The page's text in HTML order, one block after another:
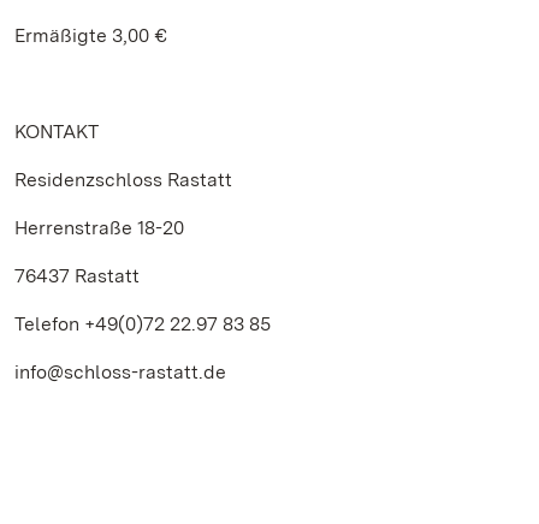
Ermäßigte 3,00 €
KONTAKT
Residenzschloss Rastatt
Herrenstraße 18-20
76437 Rastatt
Telefon +49(0)72 22.97 83 85
info@schloss-rastatt.de